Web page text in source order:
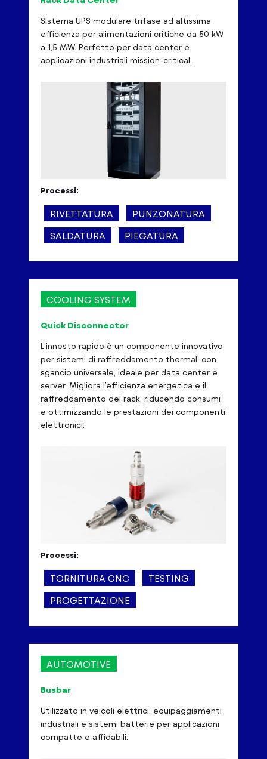
Sistema UPS modulare trifase ad altissima
efficienza per alimentazioni critiche da 50 kW
a 1,5 MW. Perfetto per data center e
applicazioni industriali mission-critical.
Processi:
RIVETTATURA PUNZONATURA
SALDATURA PIEGATURA
COOLING SYSTEM
Quick Disconnector
L’innesto rapido è un componente innovativo
per sistemi di raffreddamento thermal, con
sgancio universale, ideale per data center e
server. Migliora l’efficienza energetica e il
raffreddamento dei rack, riducendo consumi
e ottimizzando le prestazioni dei componenti
elettronici.
Processi:
TORNITURA CNC TESTING
PROGETTAZIONE
AUTOMOTIVE
Busbar
Utilizzato in veicoli elettrici, equipaggiamenti
industriali e sistemi batterie per applicazioni
compatte e affidabili.